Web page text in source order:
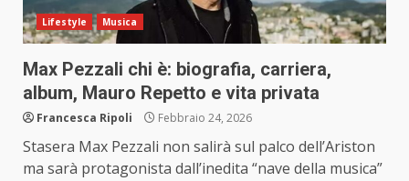
Lifestyle Musica
Max Pezzali chi è: biografia, carriera,
album, Mauro Repetto e vita privata
Francesca Ripoli Febbraio 24, 2026
Stasera Max Pezzali non salirà sul palco dell’Ariston
ma sarà protagonista dall’inedita “nave della musica”